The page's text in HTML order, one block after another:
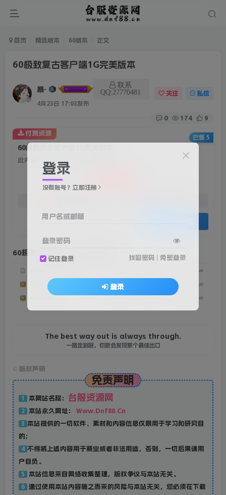
首页 精选版本 60版本 正文
60极致复古客户端1G完美版本
暴雨
联系
QQ:27770481
4月23日 17:03发布
关注 私信
0 174 9
60极致复古客户端1G完美版本
此内容为付费资源，请付费后查看
付费资源
已售 5
60极致复古客户端1G完美版本
The best way out is always through.
一路走到底，你就会发现那个最佳出口
版权声明
免责声明
1 本网站名称： 台服资源网
2 本站永久网址： Www.Dnf88.Cn
3 本站提供的一切软件、素材和内容信息仅限用于学习和研究目
的；
4 不得将上述内容用于商业或者非法用途，否则，一切后果请用
户自负。
5 本站信息来自网络收集整理，版权争议与本站无关。
6 通过使用本站内容随之而来的风险与本站无关，您必须在下载
登录
没有账号？立即注册
用户名或邮箱
登录密码
记住登录 找回密码 免密登录
登录